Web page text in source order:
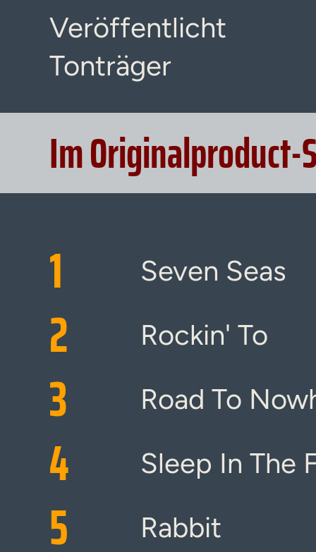
Veröffentlicht
Tonträger
Im
1 Seven Seas
2 Rockin' To
3 Road To
4 Sleep In The
5 Rabbit